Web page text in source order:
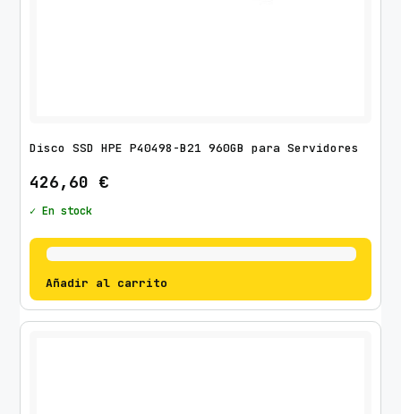
Disco SSD HPE P40498-B21 960GB para Servidores
426,60 €
✓ En stock
Añadir al carrito